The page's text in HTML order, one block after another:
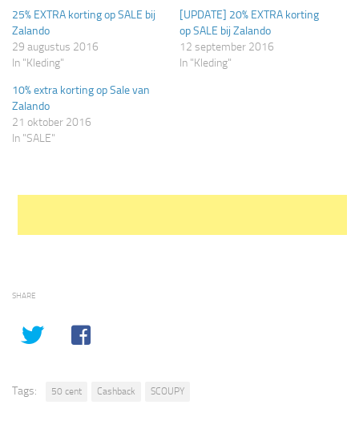
nieuw
venster
geopend)
nieuw
25% EXTRA korting op SALE bij
Zalando
29 augustus 2016
In "Kleding"
[UPDATE] 20% EXTRA korting
op SALE bij Zalando
12 september 2016
In "Kleding"
10% extra korting op Sale van
Zalando
21 oktober 2016
In "SALE"
SHARE
Tags: 50 cent Cashback SCOUPY